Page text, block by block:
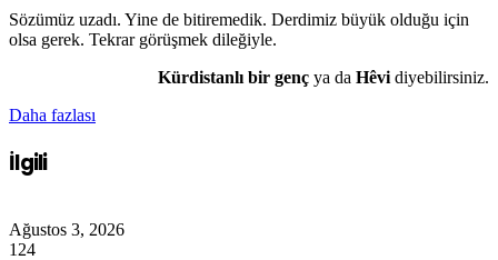
Sözümüz uzadı. Yine de bitiremedik. Derdimiz büyük olduğu için
olsa gerek. Tekrar görüşmek dileğiyle.
Kürdistanlı bir genç ya da Hêvi diyebilirsiniz.
Daha fazlası
İlgili
Ağustos 3, 2026
124